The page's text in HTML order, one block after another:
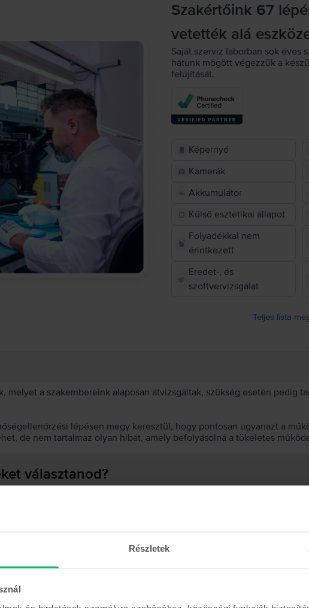
Részletek
Szakértőink 67
vetették alá
Saját szerviz laborban sok éves
hátunk mögött végezzük a
felújítását.
Képernyő
Kamerák
Akkumulátor
Külső esztétikai állapot
Folyadékkal nem
érintkezett
Eredet-, és
szoftvervizsgálat
Teljes lista
a szakembereink alaposan átvizsgáltak, szükség esetén pedig
lépésen megy keresztül, hogy pontosan ugyanazt a
de nem tartalmaz olyan hibát, amely befolyásolná a tökéletes
választanod?